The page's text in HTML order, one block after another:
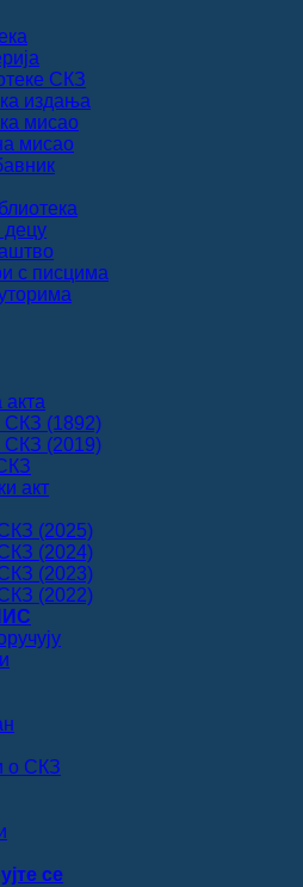
СКЗ
издања
мисао
мисао
децу
с писцима
СКЗ (1892)
СКЗ (2019)
акт
(2025)
(2024)
(2023)
(2022)
о СКЗ
се